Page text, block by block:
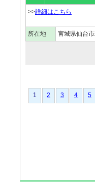
>>詳細はこちら
所在地 宮城県仙台
1 2 3 4 5